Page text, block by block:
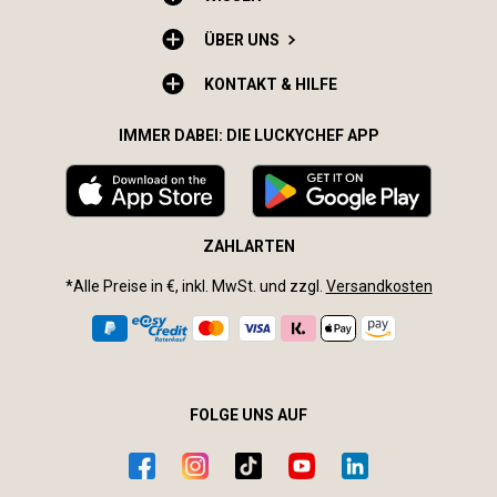
ÜBER UNS
KONTAKT & HILFE
IMMER DABEI: DIE LUCKYCHEF APP
ZAHLARTEN
*Alle Preise in €, inkl. MwSt. und zzgl. Versandkosten
FOLGE UNS AUF